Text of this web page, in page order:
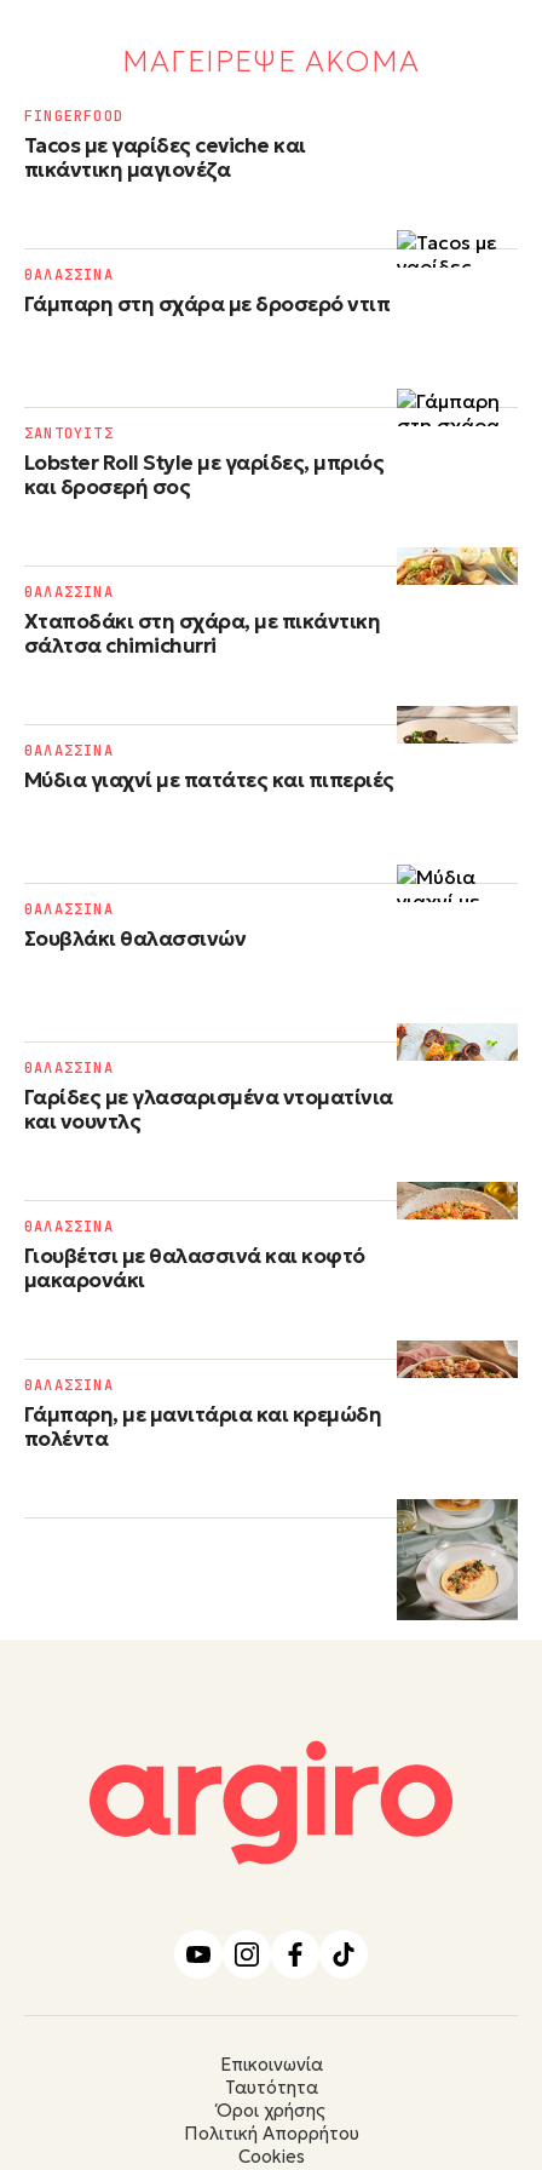
ΜΑΓΕΙΡΕΨΕ ΑΚΟΜΑ
Tacos με γαρίδες ceviche και
πικάντικη μαγιονέζα
FINGERFOOD
Γάμπαρη στη σχάρα με δροσερό ντιπ
ΘΑΛΑΣΣΙΝΑ
Lobster Roll Style με γαρίδες, μπριός
και δροσερή σος
ΣΑΝΤΟΥΙΤΣ
Χταποδάκι στη σχάρα, με πικάντικη
σάλτσα chimichurri
ΘΑΛΑΣΣΙΝΑ
Μύδια γιαχνί με πατάτες και πιπεριές
ΘΑΛΑΣΣΙΝΑ
Σουβλάκι θαλασσινών
ΘΑΛΑΣΣΙΝΑ
Γαρίδες με γλασαρισμένα ντοματίνια
και νουντλς
ΘΑΛΑΣΣΙΝΑ
Γιουβέτσι με θαλασσινά και κοφτό
μακαρονάκι
ΘΑΛΑΣΣΙΝΑ
Γάμπαρη, με μανιτάρια και κρεμώδη
πολέντα
ΘΑΛΑΣΣΙΝΑ
Επικοινωνία
Ταυτότητα
Όροι χρήσης
Πολιτική Απορρήτου
Cookies